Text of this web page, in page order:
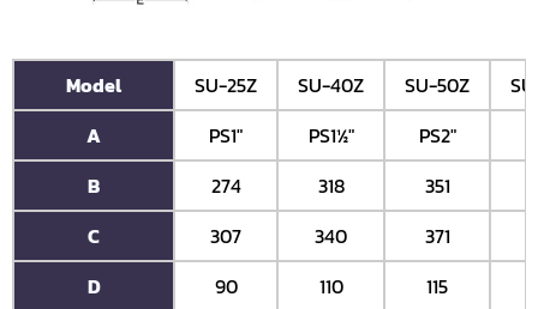
Model
A
B
C
D
SU-25Z
PS1"
274
307
90
SU-40Z
PS1½"
318
340
110
SU-50Z
PS2"
351
371
115